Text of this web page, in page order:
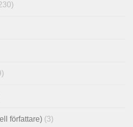
författare) (3)